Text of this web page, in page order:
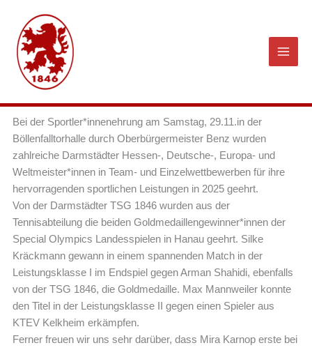
springen
Bei der Sportler*innenehrung am Samstag, 29.11.in der
Böllenfalltorhalle durch Oberbürgermeister Benz wurden
zahlreiche Darmstädter Hessen-, Deutsche-, Europa- und
Weltmeister*innen in Team- und Einzelwettbewerben für ihre
hervorragenden sportlichen Leistungen in 2025 geehrt.
Von der Darmstädter TSG 1846 wurden aus der
Tennisabteilung die beiden Goldmedaillengewinner*innen der
Special Olympics Landesspielen in Hanau geehrt. Silke
Kräckmann gewann in einem spannenden Match in der
Leistungsklasse I im Endspiel gegen Arman Shahidi, ebenfalls
von der TSG 1846, die Goldmedaille. Max Mannweiler konnte
den Titel in der Leistungsklasse II gegen einen Spieler aus
KTEV Kelkheim erkämpfen.
Ferner freuen wir uns sehr darüber, dass Mira Karnop erste bei